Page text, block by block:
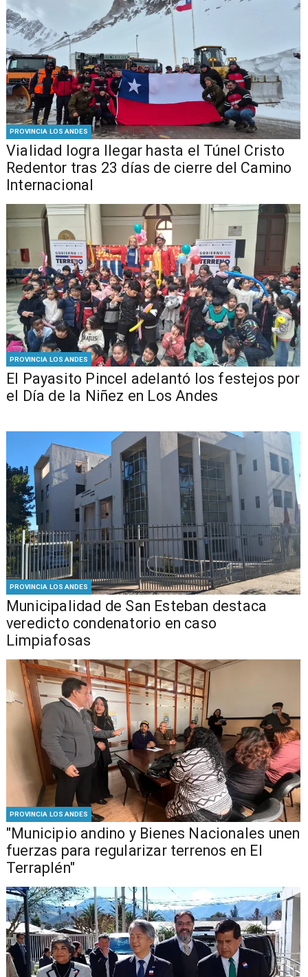
PROVINCIA LOS ANDES
Vialidad logra llegar hasta el Túnel Cristo
Redentor tras 23 días de cierre del Camino
Internacional
PROVINCIA LOS ANDES
El Payasito Pincel adelantó los festejos por
el Día de la Niñez en Los Andes
PROVINCIA LOS ANDES
Municipalidad de San Esteban destaca
veredicto condenatorio en caso
Limpiafosas
PROVINCIA LOS ANDES
"Municipio andino y Bienes Nacionales unen
fuerzas para regularizar terrenos en El
Terraplén"